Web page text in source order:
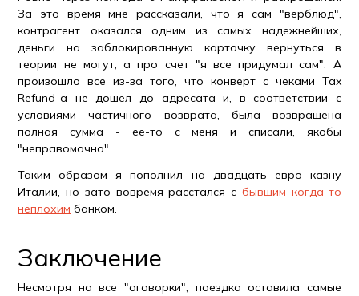
За это время мне рассказали, что я сам "верблюд",
контрагент оказался одним из самых надежнейших,
деньги на заблокированную карточку вернуться в
теории не могут, а про счет "я все придумал сам". А
произошло все из-за того, что конверт с чеками Tax
Refund-а не дошел до адресата и, в соответствии с
условиями частичного возврата, была возвращена
полная сумма - ее-то с меня и списали, якобы
"неправомочно".
Таким образом я пополнил на двадцать евро казну
Италии, но зато вовремя расстался с бывшим когда-то
неплохим банком.
Заключение
Несмотря на все "оговорки", поездка оставила самые